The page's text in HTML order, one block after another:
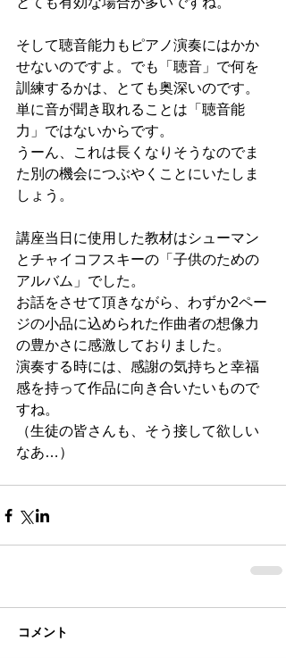
そして聴音能力もピアノ演奏にはかか
せないのですよ。でも「聴音」で何を
訓練するかは、とても奥深いのです。
単に音が聞き取れることは「聴音能
力」ではないからです。
うーん、これは長くなりそうなのでま
た別の機会につぶやくことにいたしま
しょう。
講座当日に使用した教材はシューマン
とチャイコフスキーの「子供のための
アルバム」でした。
お話をさせて頂きながら、わずか2ペー
ジの小品に込められた作曲者の想像力
の豊かさに感激しておりました。
演奏する時には、感謝の気持ちと幸福
感を持って作品に向き合いたいもので
すね。
（生徒の皆さんも、そう接して欲しい
なあ…）
コメント